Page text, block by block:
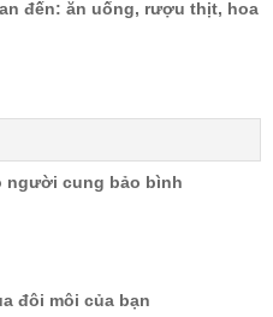
đến: ăn uống, rượu thịt, hoa
người cung bảo bình
đôi môi của bạn